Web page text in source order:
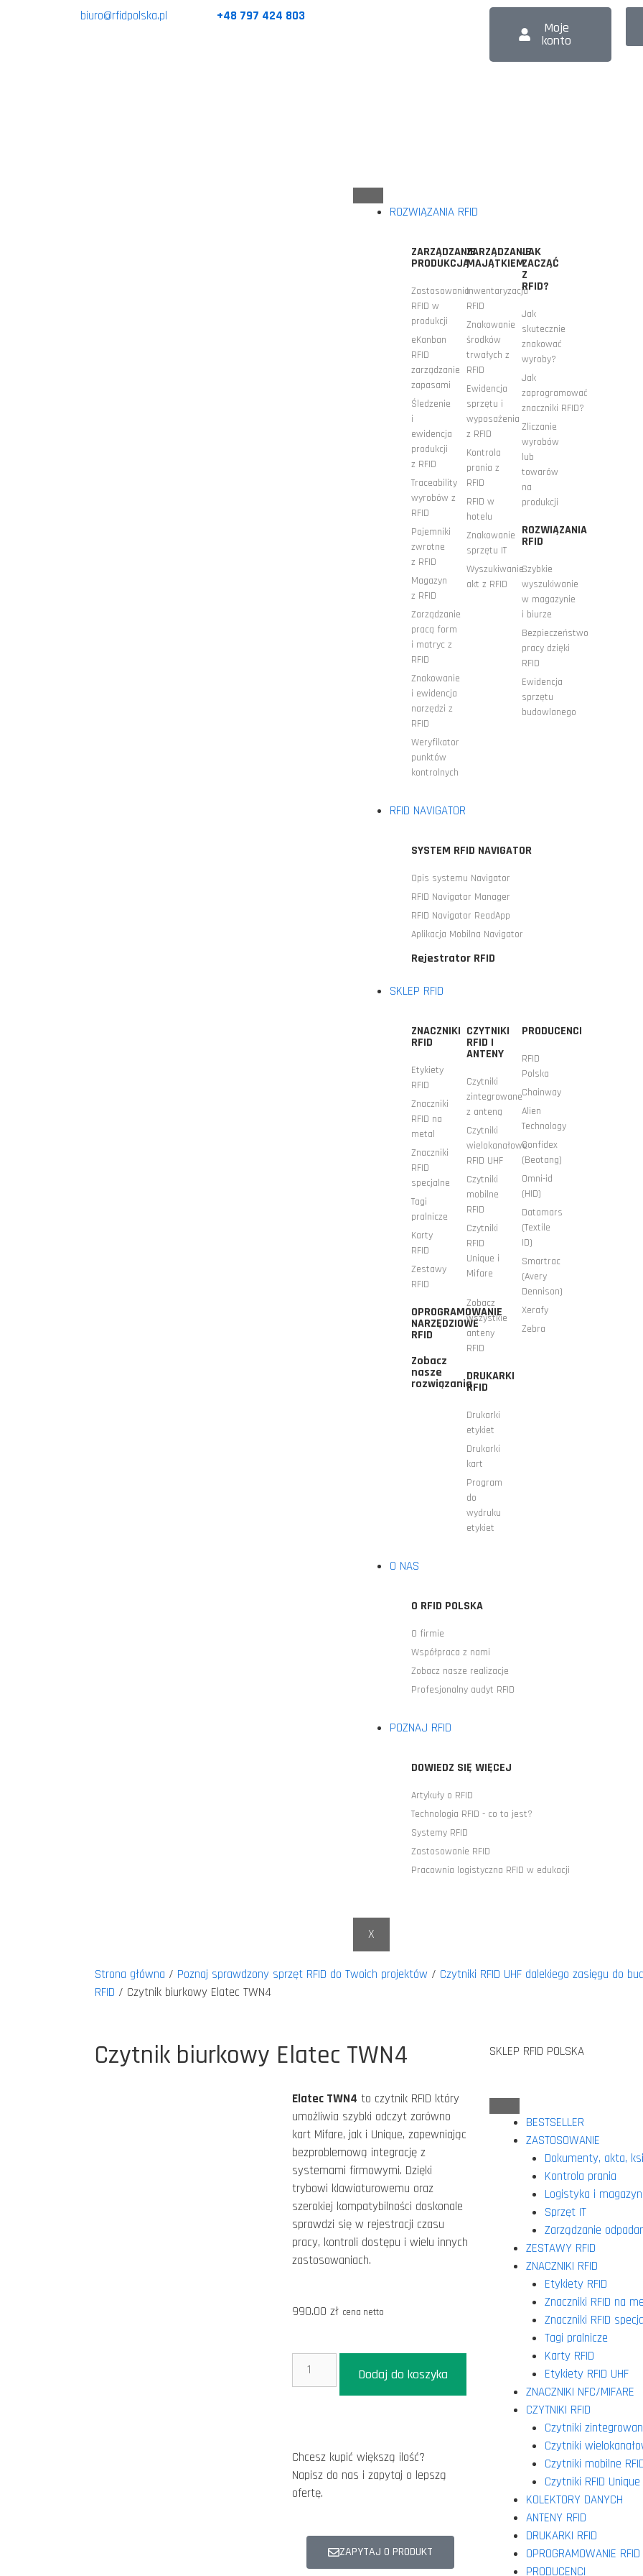
biuro@rfidpolska.pl +48 797 424 803
Moje
konto
ROZWIĄZANIA RFID
ZARZĄDZANIE
PRODUKCJĄ
Zastosowania
RFID w
produkcji
eKanban
RFID
zarządzanie
zapasami
Śledzenie
i
ewidencja
produkcji
z RFID
Traceability
wyrobów z
RFID
Pojemniki
zwrotne
z RFID
Magazyn
z RFID
Zarządzanie
pracą form
i matryc z
RFID
Znakowanie
i ewidencja
narzędzi z
RFID
Weryfikator
punktów
kontrolnych
ZARZĄDZANIE
MAJĄTKIEM
Inwentaryzacja
RFID
Znakowanie
środków
trwałych z
RFID
Ewidencja
sprzętu i
wyposażenia
z RFID
Kontrola
prania z
RFID
RFID w
hotelu
Znakowanie
sprzętu IT
Wyszukiwanie
akt z RFID
JAK
ZACZĄĆ
Z
RFID?
Jak
skutecznie
znakować
wyroby?
Jak
zaprogramować
znaczniki RFID?
Zliczanie
wyrobów
lub
towarów
na
produkcji
ROZWIĄZANIA
RFID
Szybkie
wyszukiwanie
w magazynie
i biurze
Bezpieczeństwo
pracy dzięki
RFID
Ewidencja
sprzętu
budowlanego
RFID NAVIGATOR
SYSTEM RFID NAVIGATOR
Opis systemu Navigator
RFID Navigator Manager
RFID Navigator ReadApp
Aplikacja Mobilna Navigator
Rejestrator RFID
SKLEP RFID
ZNACZNIKI
RFID
Etykiety
RFID
Znaczniki
RFID na
metal
Znaczniki
RFID
specjalne
Tagi
pralnicze
Karty
RFID
Zestawy
RFID
OPROGRAMOWANIE
NARZĘDZIOWE
RFID
Zobacz
nasze
rozwiązania
CZYTNIKI
RFID I
ANTENY
Czytniki
zintegrowane
z anteną
Czytniki
wielokanałowe
RFID UHF
Czytniki
mobilne
RFID
Czytniki
RFID
Unique i
Mifare
Zobacz
wszystkie
anteny
RFID
DRUKARKI
RFID
Drukarki
etykiet
Drukarki
kart
Program
do
wydruku
etykiet
PRODUCENCI
RFID
Polska
Chainway
Alien
Technology
Confidex
(Beotang)
Omni-id
(HID)
Datamars
(Textile
ID)
Smartrac
(Avery
Dennison)
Xerafy
Zebra
O NAS
O RFID POLSKA
O firmie
Współpraca z nami
Zobacz nasze realizacje
Profesjonalny audyt RFID
POZNAJ RFID
DOWIEDZ SIĘ WIĘCEJ
Artykuły o RFID
Technologia RFID - co to jest?
Systemy RFID
Zastosowanie RFID
Pracownia logistyczna RFID w edukacji
X
Strona główna / Poznaj sprawdzony sprzęt RFID do Twoich projektów / Czytniki RFID UHF dalekiego zasięgu do
RFID / Czytnik biurkowy Elatec TWN4
Czytnik biurkowy Elatec TWN4
Elatec TWN4 to czytnik RFID który
umożliwia szybki odczyt zarówno
kart Mifare, jak i Unique, zapewniając
bezproblemową integrację z
systemami firmowymi. Dzięki
trybowi klawiaturowemu oraz
szerokiej kompatybilności doskonale
sprawdzi się w rejestracji czasu
pracy, kontroli dostępu i wielu innych
zastosowaniach.
990.00 zł cena netto
Dodaj do koszyka
Chcesz kupić większą ilość?
Napisz do nas i zapytaj o lepszą
ofertę.
ZAPYTAJ O PRODUKT
SKLEP RFID POLSKA
BESTSELLER
ZASTOSOWANIE
Dokumenty, akta,
Kontrola prania
Logistyka i magazyn
Sprzęt IT
Zarządzanie
ZESTAWY RFID
ZNACZNIKI RFID
Etykiety RFID
Znaczniki RFID na
Znaczniki RFID
Tagi pralnicze
Karty RFID
Etykiety RFID UHF
ZNACZNIKI NFC/MIFARE
CZYTNIKI RFID
Czytniki
Czytniki
Czytniki mobilne
Czytniki RFID
KOLEKTORY DANYCH
ANTENY RFID
DRUKARKI RFID
OPROGRAMOWANIE RFID
PRODUCENCI